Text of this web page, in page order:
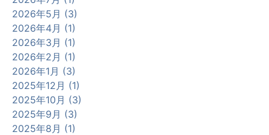
2026年5月 (3)
2026年4月 (1)
2026年3月 (1)
2026年2月 (1)
2026年1月 (3)
2025年12月 (1)
2025年10月 (3)
2025年9月 (3)
2025年8月 (1)